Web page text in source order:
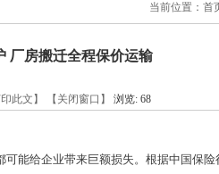
当前位置： 首
厂房搬迁全程保价运输
印此文】 【关闭窗口】 浏览: 68
能给企业带来巨额损失。根据中国保